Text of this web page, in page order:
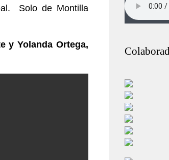
Solo de Montilla
y Yolanda Ortega,